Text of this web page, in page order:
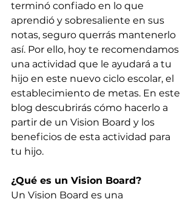
terminó confiado en lo que
aprendió y sobresaliente en sus
notas, seguro querrás mantenerlo
así. Por ello, hoy te recomendamos
una actividad que le ayudará a tu
hijo en este nuevo ciclo escolar, el
establecimiento de metas. En este
blog descubrirás cómo hacerlo a
partir de un Vision Board y los
beneficios de esta actividad para
tu hijo.
¿Qué es un Vision Board?
Un Vision Board es una